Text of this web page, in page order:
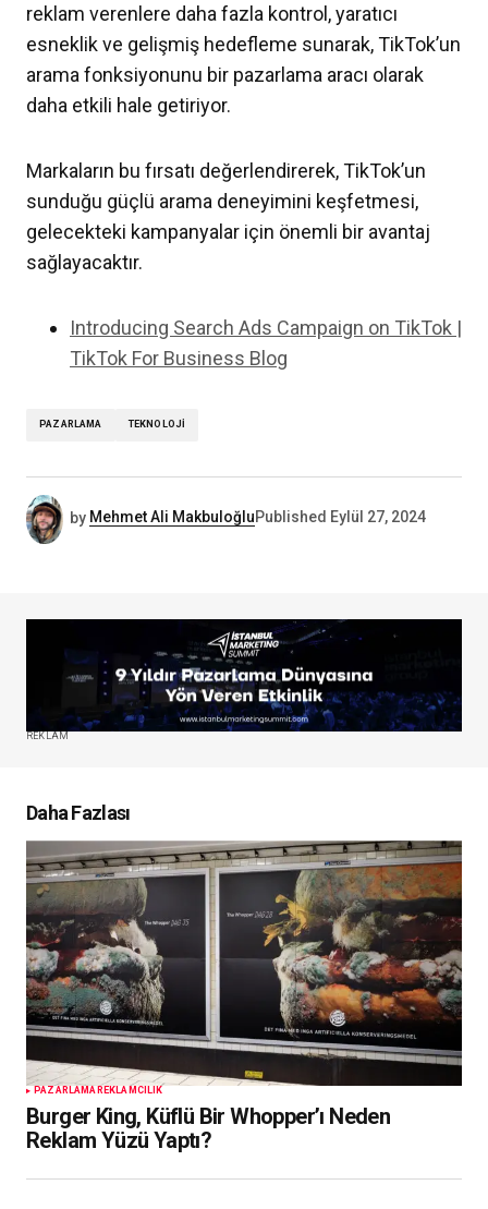
reklam verenlere daha fazla kontrol, yaratıcı
esneklik ve gelişmiş hedefleme sunarak, TikTok’un
arama fonksiyonunu bir pazarlama aracı olarak
daha etkili hale getiriyor.
Markaların bu fırsatı değerlendirerek, TikTok’un
sunduğu güçlü arama deneyimini keşfetmesi,
gelecekteki kampanyalar için önemli bir avantaj
sağlayacaktır.
Introducing Search Ads Campaign on TikTok |
TikTok For Business Blog
PAZARLAMA TEKNOLOJI
by Mehmet Ali MakbuloğluPublished Eylül 27, 2024
REKLAM
Daha Fazlası
PAZARLAMA REKLAMCILIK
Burger King, Küflü Bir Whopper’ı Neden
Reklam Yüzü Yaptı?